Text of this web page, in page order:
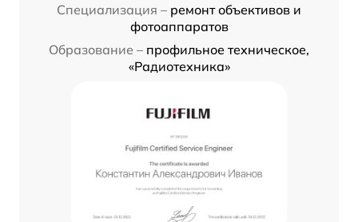
Специализация – ремонт объективов и
фотоаппаратов
Образование – профильное техническое,
«Радиотехника»